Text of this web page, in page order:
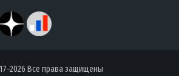
2026 Все права защищены